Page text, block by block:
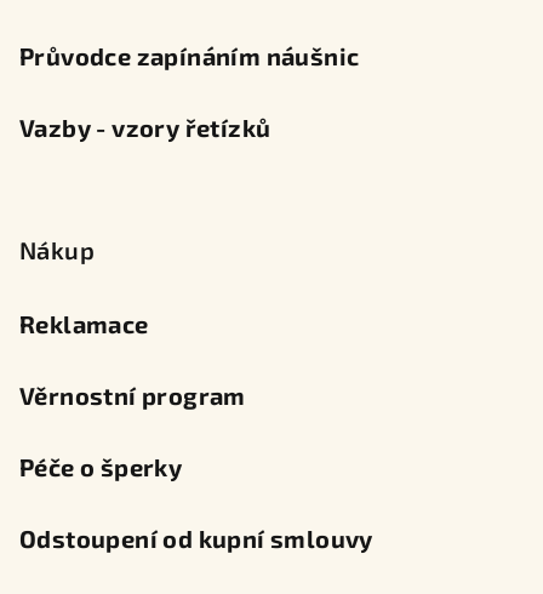
Průvodce zapínáním náušnic
Vazby - vzory řetízků
Nákup
Reklamace
Věrnostní program
Péče o šperky
Odstoupení od kupní smlouvy